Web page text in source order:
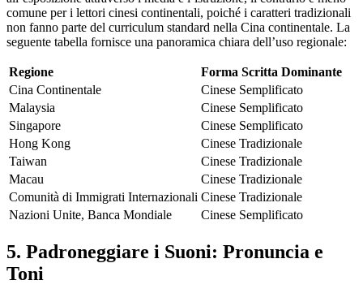
comune per i lettori cinesi continentali, poiché i caratteri tradizionali
non fanno parte del curriculum standard nella Cina continentale. La
seguente tabella fornisce una panoramica chiara dell’uso regionale:
Regione
Forma Scritta Dominante
Cina Continentale
Cinese Semplificato
Malaysia
Cinese Semplificato
Singapore
Cinese Semplificato
Hong Kong
Cinese Tradizionale
Taiwan
Cinese Tradizionale
Macau
Cinese Tradizionale
Comunità di Immigrati Internazionali Cinese Tradizionale
Nazioni Unite, Banca Mondiale
Cinese Semplificato
5. Padroneggiare i Suoni: Pronuncia e
Toni